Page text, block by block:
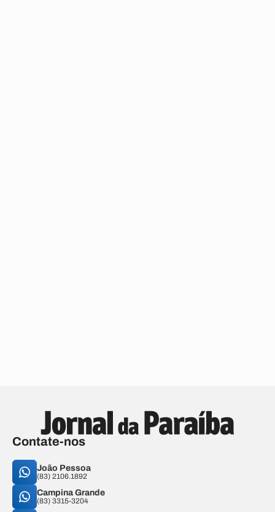
Contate-nos
João Pessoa
(83) 2106.1892
Campina Grande
(83) 3315-3204